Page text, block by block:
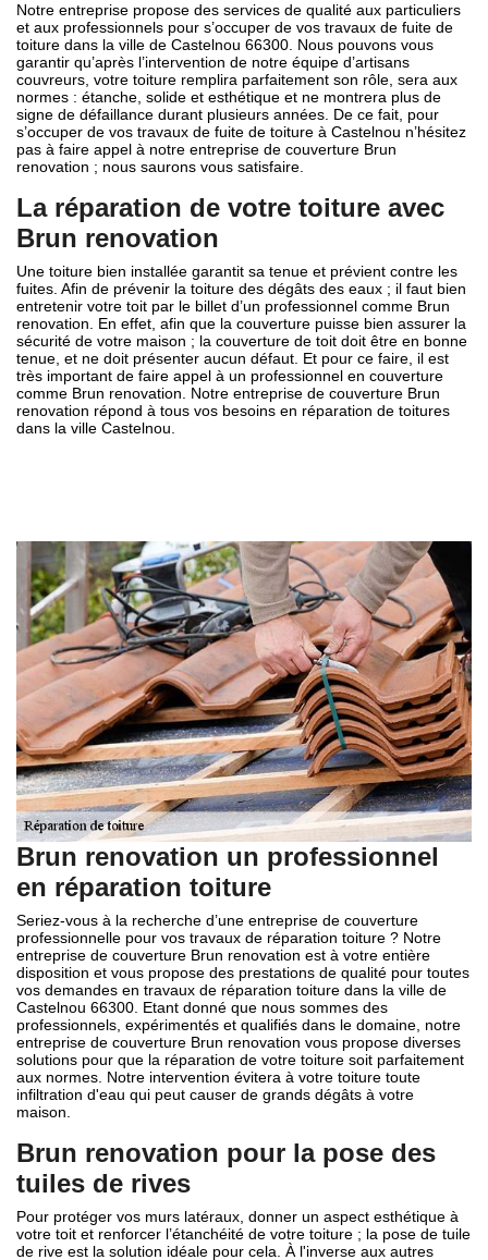
Notre entreprise propose des services de qualité aux particuliers
et aux professionnels pour s’occuper de vos travaux de fuite de
toiture dans la ville de Castelnou 66300. Nous pouvons vous
garantir qu’après l’intervention de notre équipe d’artisans
couvreurs, votre toiture remplira parfaitement son rôle, sera aux
normes : étanche, solide et esthétique et ne montrera plus de
signe de défaillance durant plusieurs années. De ce fait, pour
s’occuper de vos travaux de fuite de toiture à Castelnou n’hésitez
pas à faire appel à notre entreprise de couverture Brun
renovation ; nous saurons vous satisfaire.
La réparation de votre toiture avec
Brun renovation
Une toiture bien installée garantit sa tenue et prévient contre les
fuites. Afin de prévenir la toiture des dégâts des eaux ; il faut bien
entretenir votre toit par le billet d’un professionnel comme Brun
renovation. En effet, afin que la couverture puisse bien assurer la
sécurité de votre maison ; la couverture de toit doit être en bonne
tenue, et ne doit présenter aucun défaut. Et pour ce faire, il est
très important de faire appel à un professionnel en couverture
comme Brun renovation. Notre entreprise de couverture Brun
renovation répond à tous vos besoins en réparation de toitures
dans la ville Castelnou.
Brun renovation un professionnel
en réparation toiture
Seriez-vous à la recherche d’une entreprise de couverture
professionnelle pour vos travaux de réparation toiture ? Notre
entreprise de couverture Brun renovation est à votre entière
disposition et vous propose des prestations de qualité pour toutes
vos demandes en travaux de réparation toiture dans la ville de
Castelnou 66300. Etant donné que nous sommes des
professionnels, expérimentés et qualifiés dans le domaine, notre
entreprise de couverture Brun renovation vous propose diverses
solutions pour que la réparation de votre toiture soit parfaitement
aux normes. Notre intervention évitera à votre toiture toute
infiltration d'eau qui peut causer de grands dégâts à votre
maison.
Brun renovation pour la pose des
tuiles de rives
Pour protéger vos murs latéraux, donner un aspect esthétique à
votre toit et renforcer l’étanchéité de votre toiture ; la pose de tuile
de rive est la solution idéale pour cela. À l'inverse aux autres